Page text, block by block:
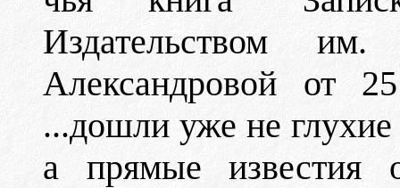
Издательством
Александровой от
...дошли уже не
а прямые известия